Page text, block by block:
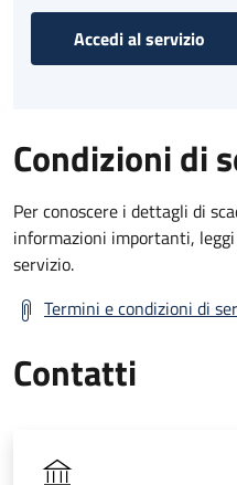
Accedi al servizio
Condizioni di
Per conoscere i dettagli di
informazioni importanti,
servizio.
Termini e condizioni di
Contatti